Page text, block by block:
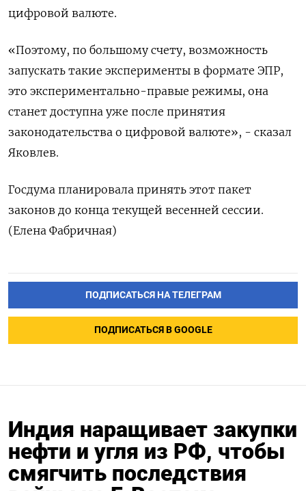
цифровой валюте.
«Поэтому, по большому счету, возможность
запускать такие эксперименты в формате ЭПР,
это экспериментально-правые ​режимы, она
станет доступна уже после принятия
законодательства о цифровой валюте», - сказал
Яковлев.
Госдума планировала ‌принять этот пакет
законов до конца текущей весенней сессии.
(Елена Фабричная)
ПОДПИСАТЬСЯ НА ТЕЛЕГРАМ
ПОДПИСАТЬСЯ В GOOGLE
Индия наращивает закупки
нефти и угля из РФ, чтобы
смягчить последствия